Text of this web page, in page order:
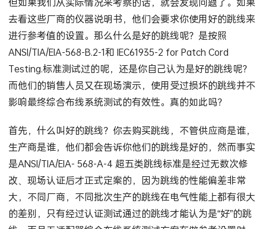
但如果我们从实际情况来考察的话，就会发现问题了。如果
去看这些厂商的仪器说明书，他们会要求你使用好的跳线来
进行参考值的设置。那么什么是好的跳线呢？是按照
ANSI/TIA/EIA-568-B.2-1和 IEC61935-2 for Patch Cord
Testing.标准测试过的呢，还是你自己认为是好的跳线呢？
而他们的销售人员又在现场演示，使用受过损坏的跳线并不
首先，什么叫好的跳线？你去购买跳线，不管供应商是谁，
生产商是谁，他们都会告诉你他们的跳线是好的，然而事实
是ANSI/TIA/EIA- 568-A-4 超五类跳线标准是经过无数次修
改、现场认证后才正式定案的，因为跳线的性能偏差非常
大，不同厂商，不同批次生产的跳线在电气性能上都有很大